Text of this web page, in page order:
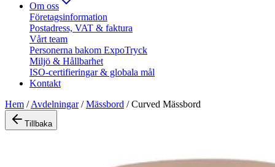
Om oss
Företagsinformation
Postadress, VAT & faktura
Vårt team
Personerna bakom ExpoTryck
Miljö & Hållbarhet
ISO-certifieringar & globala mål
Kontakt
Hem /Avdelningar/Mässbord /Curved Mässbord
Tillbaka